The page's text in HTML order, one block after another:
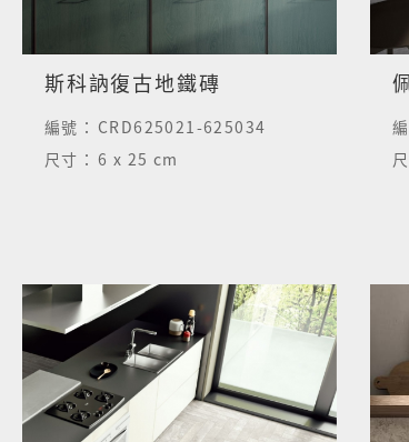
斯科訥復古地鐵磚
編號： CRD625021-625034
尺寸： 6 x 25 cm